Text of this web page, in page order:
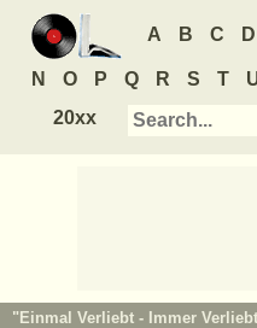
A B C D
N O P Q R S T
20xx
"Einmal Verliebt - Immer